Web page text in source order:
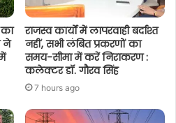
ने
राजस्व कार्यों में लापरवाही बर्दाश्त
नहीं, सभी लंबित प्रकरणों का
समय-सीमा में करें निराकरण :
कलेक्टर डॉ. गौरव सिंह
7 hours ago